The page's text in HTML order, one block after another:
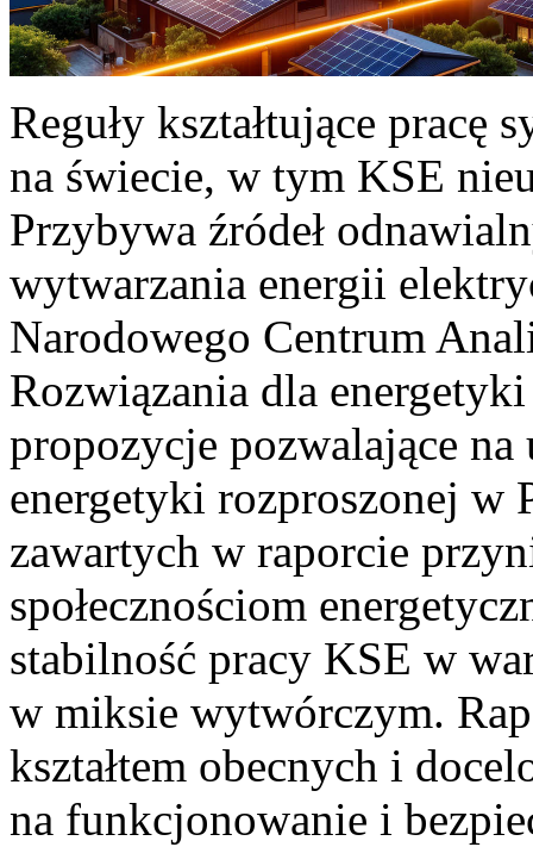
Reguły kształtujące pracę
na świecie, w tym KSE
Przybywa źródeł
wytwarzania energii
Narodowego Centrum
Rozwiązania dla
propozycje pozwalające
energetyki rozproszonej w
zawartych w raporcie
społecznościom
stabilność pracy KSE w
w miksie wytwórczym.
kształtem obecnych i
na funkcjonowanie i